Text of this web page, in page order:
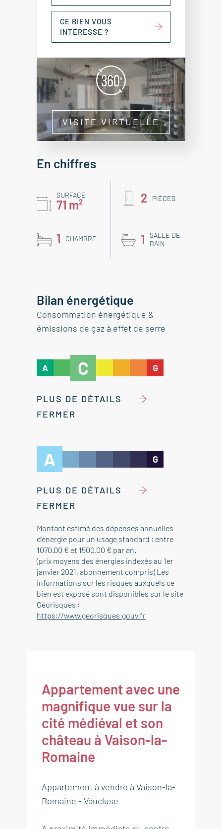
CE BIEN VOUS
INTÉRESSE ?
VISITE VIRTUELLE
En chiffres
SURFACE
71 m² 2 PIÈCES
1 CHAMBRE 1
SALLE DE
BAIN
Bilan énergétique
Consommation énergétique &
émissions de gaz à effet de serre
A C G
PLUS DE DÉTAILS
FERMER
A G
PLUS DE DÉTAILS
FERMER
Montant estimé des dépenses annuelles
d'énergie pour un usage standard : entre
1070.00 € et 1500.00 € par an.
(prix moyens des énergies indexés au 1er
janvier 2021, abonnement compris) Les
informations sur les risques auxquels ce
bien est exposé sont disponibles sur le site
Géorisques :
https://www.georisques.gouv.fr
Appartement avec une
magnifique vue sur la
cité médiéval et son
château à Vaison-la-
Romaine
Appartement à vendre à Vaison-la-
Romaine - Vaucluse